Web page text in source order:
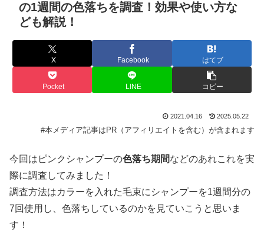
の1週間の色落ちを調査！効果や使い方な
ども解説！
X Facebook はてブ
Pocket LINE コピー
2021.04.16 2025.05.22
#本メディア記事はPR（アフィリエイトを含む）が含まれます
今回はピンクシャンプーの色落ち期間などのあれこれを実
際に調査してみました！
調査方法はカラーを入れた毛束にシャンプーを1週間分の
7回使用し、色落ちしているのかを見ていこうと思いま
す！